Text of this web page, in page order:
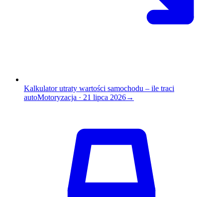
Kalkulator utraty wartości samochodu – ile traci
autoMotoryzacja · 21 lipca 2026→